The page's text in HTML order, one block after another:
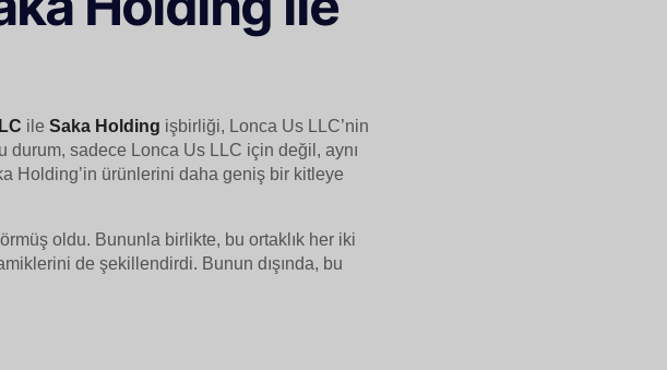
ile Saka Holding işbirliği, Lonca Us LLC’nin
durum, sadece Lonca Us LLC için değil, aynı
Holding’in ürünlerini daha geniş bir kitleye
oldu. Bununla birlikte, bu ortaklık her iki
de şekillendirdi. Bunun dışında, bu